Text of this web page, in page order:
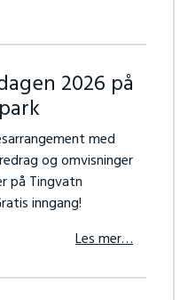
2026 på
med
og omvisninger
på Tingvatn
inngang!
Les mer…